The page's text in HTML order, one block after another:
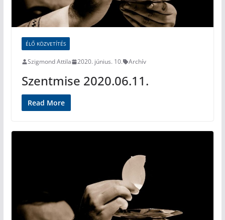
ÉLŐ KÖZVETÍTÉS
Szigmond Attila 2020. június. 10. Archív
Szentmise 2020.06.11.
Read More